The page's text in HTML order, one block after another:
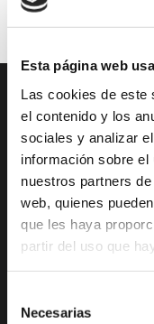
Esta página web
Las cookies de este
el contenido y los
sociales y analizar
información sobre el
nuestros partners
web, quienes
que les haya
partir del uso que
Necesarias
Santa
Ca
Lambert
(Antigua
farmacia
de
Tena)
Convento
de
Las
DESCUBRE XÀBIA
Mirador Virtual
Cultura y Patrimonio
Paseo por Xàbia
Histórica
Playa del Arenal